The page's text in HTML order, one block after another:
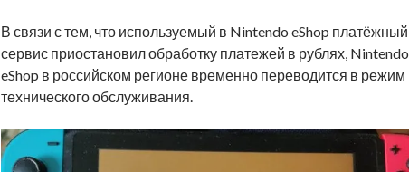
В связи с тем, что используемый в Nintendo eShop платёжный
сервис приостановил обработку платежей в рублях, Nintendo
eShop в российском регионе временно переводится в режим
технического обслуживания.